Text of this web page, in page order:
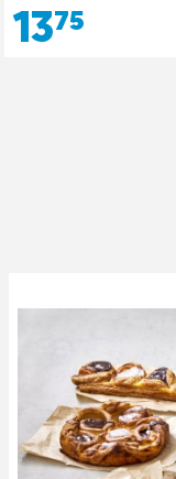
13,75